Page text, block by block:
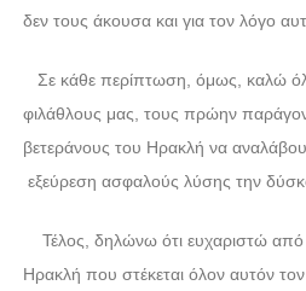
δεν τους άκουσα και για τον λόγο
Σε κάθε περίπτωση, όμως, καλώ
φιλάθλους μας, τους πρώην
βετεράνους του Ηρακλή να
εξεύρεση ασφαλούς λύσης την
Τέλος, δηλώνω ότι ευχαριστώ από
Ηρακλή που στέκεται όλον αυτόν